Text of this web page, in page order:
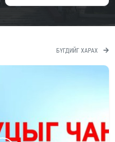
БҮГДИЙГ ХАРАХ